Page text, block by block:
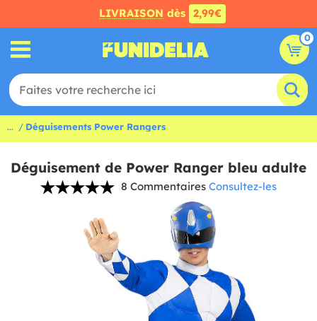
LIVRAISON dès 2,99€
0
... Déguisements Power Rangers
Déguisement de Power Ranger bleu adulte
8 Commentaires Consultez-les